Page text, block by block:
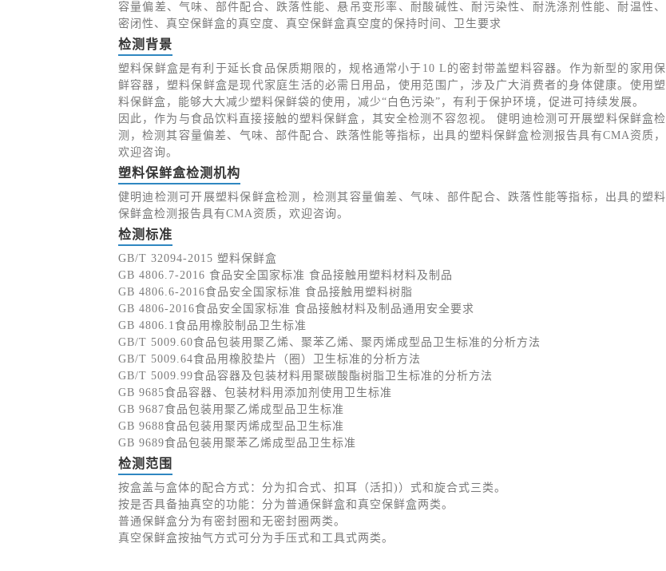
容量偏差、气味、部件配合、跌落性能、悬吊变形率、耐酸碱性、耐污染性、耐洗涤剂性能、耐温性、
密闭性、真空保鲜盒的真空度、真空保鲜盒真空度的保持时间、卫生要求
检测背景
塑料保鲜盒是有利于延长食品保质期限的，规格通常小于10 L的密封带盖塑料容器。作为新型的家用保
鲜容器，塑料保鲜盒是现代家庭生活的必需日用品，使用范围广，涉及广大消费者的身体健康。使用塑
料保鲜盒，能够大大减少塑料保鲜袋的使用，减少“白色污染”，有利于保护环境，促进可持续发展。
因此，作为与食品饮料直接接触的塑料保鲜盒，其安全检测不容忽视。 健明迪检测可开展塑料保鲜盒检
测，检测其容量偏差、气味、部件配合、跌落性能等指标，出具的塑料保鲜盒检测报告具有CMA资质，
欢迎咨询。
塑料保鲜盒检测机构
健明迪检测可开展塑料保鲜盒检测，检测其容量偏差、气味、部件配合、跌落性能等指标，出具的塑料
保鲜盒检测报告具有CMA资质，欢迎咨询。
检测标准
GB/T 32094-2015 塑料保鲜盒
GB 4806.7-2016 食品安全国家标准 食品接触用塑料材料及制品
GB 4806.6-2016食品安全国家标准 食品接触用塑料树脂
GB 4806-2016食品安全国家标准 食品接触材料及制品通用安全要求
GB 4806.1食品用橡胶制品卫生标准
GB/T 5009.60食品包装用聚乙烯、聚苯乙烯、聚丙烯成型品卫生标准的分析方法
GB/T 5009.64食品用橡胶垫片（圈）卫生标准的分析方法
GB/T 5009.99食品容器及包装材料用聚碳酸酯树脂卫生标准的分析方法
GB 9685食品容器、包装材料用添加剂使用卫生标准
GB 9687食品包装用聚乙烯成型品卫生标准
GB 9688食品包装用聚丙烯成型品卫生标准
GB 9689食品包装用聚苯乙烯成型品卫生标准
检测范围
按盒盖与盒体的配合方式：分为扣合式、扣耳（活扣)）式和旋合式三类。
按是否具备抽真空的功能：分为普通保鲜盒和真空保鲜盒两类。
普通保鲜盒分为有密封圈和无密封圈两类。
真空保鲜盒按抽气方式可分为手压式和工具式两类。